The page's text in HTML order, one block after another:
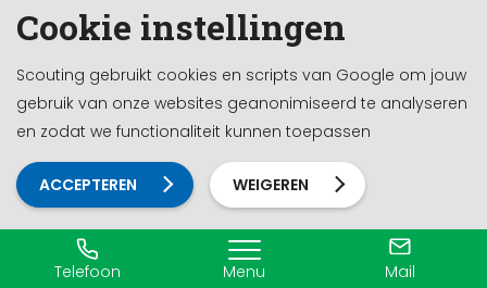
Cookie instellingen
Scouting gebruikt cookies en scripts van Google om jouw
gebruik van onze websites geanonimiseerd te analyseren
en zodat we functionaliteit kunnen toepassen
ACCEPTEREN WEIGEREN
dan 20 meter of de blokmaat (L x B x
diepgang) 100 m3 of groter, dan moet het
schip gecertificeerd zijn. Ook Scouting stelt
eisen aan het schip als er met leden gevaren
gaat worden, het certificaat Scouting
wachtschepen. Ook wordt er een
vaarbevoegdheidsdocument verlangd
afhankelijk van de lengte van het schip. Bij een
Telefoon Menu Mail